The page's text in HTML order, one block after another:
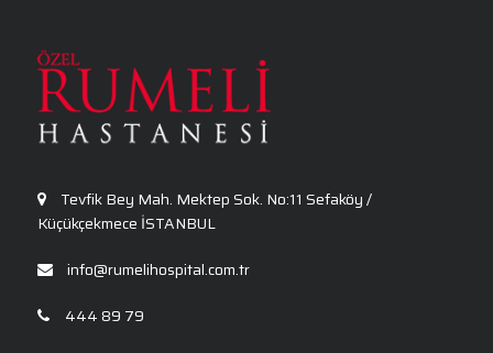
Göz Sağlığı ve Hastalıkları
Tevfik Bey Mah. Mektep Sok. No:11 Sefaköy /
Küçükçekmece İSTANBUL
info@rumelihospital.com.tr
444 89 79